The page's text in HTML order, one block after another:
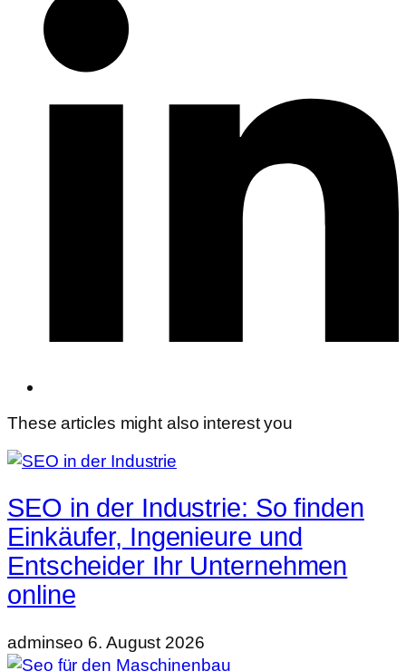
These articles might also interest you
SEO in der Industrie: So finden
Einkäufer, Ingenieure und
Entscheider Ihr Unternehmen
online
adminseo 6. August 2026